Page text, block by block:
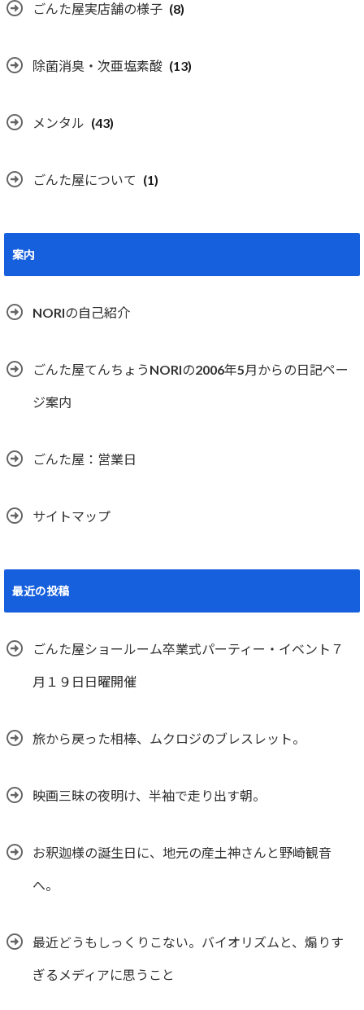
ごんた屋実店舗の様子 (8)
除菌消臭・次亜塩素酸 (13)
メンタル (43)
ごんた屋について (1)
案内
NORIの自己紹介
ごんた屋てんちょうNORIの2006年5月からの日記ペー
ジ案内
ごんた屋：営業日
サイトマップ
最近の投稿
ごんた屋ショールーム卒業式パーティー・イベント７
月１９日日曜開催
旅から戻った相棒、ムクロジのブレスレット。
映画三昧の夜明け、半袖で走り出す朝。
お釈迦様の誕生日に、地元の産土神さんと野崎観音
へ。
最近どうもしっくりこない。バイオリズムと、煽りす
ぎるメディアに思うこと